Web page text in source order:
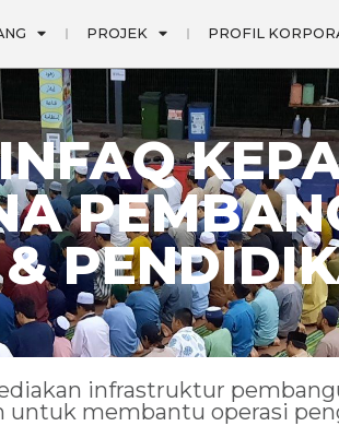
PROJEK PROFIL
&
infrastruktur
untuk membantu operasi